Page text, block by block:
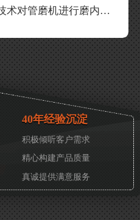
如何利用磨内筛分技术对管磨机进行磨内改造？
40年经验沉淀
积极倾听客户需求
精心构建产品质量
真诚提供满意服务